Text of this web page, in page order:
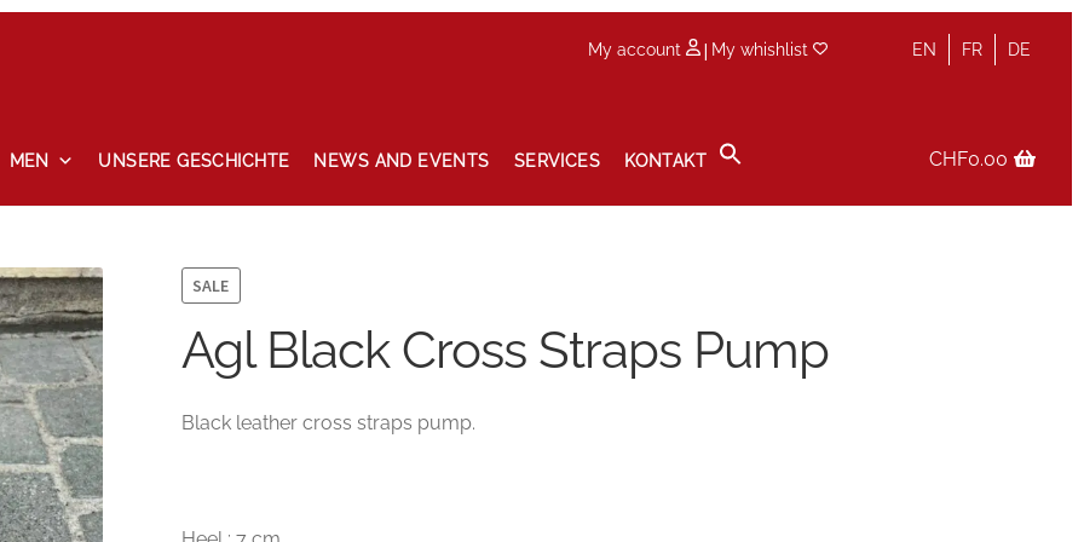
EN FR DE
My account | My whishlist
MEN UNSERE GESCHICHTE NEWS AND EVENTS SERVICES KONTAKT CHF0.00
SALE
Agl Black Cross Straps Pump
Black leather cross straps pump.